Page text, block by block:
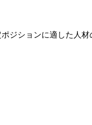
ジションに適した人